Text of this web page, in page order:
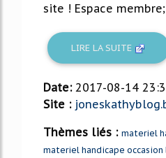
site ! Espace membre;
LIRE LA SUITE
Date: 2017-08-14
Site :
Thèmes liés : materiel
materiel handicape